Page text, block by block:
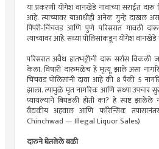
या प्रकरणी योगेश वानखेडे नावाच्या सराईत
आहे. त्याच्यावर याआधीही अनेक गुन्हे दाखल
पिंपरी-चिंचवड आणि पुणे परिसरात गावठी
त्याच्यावर आहेे. सध्या पोलिसांकडून योगेश
परिसरात अवैध हातभट्टीची दारू सर्रास विकली
केला. विषारी दारुमळेच हे मृत्यू झाले असा
चिंचवड पोलिसांनी दावा आहे की 8 पैकी 5
झाला. त्यामुळे मृत नागरिक आणि सध्या उपचार
प्यायल्याने बिघडली होती का? हे स्पष्ट
वैद्यकीय अहवाल आणि फॉरेन्सिक
Chinchwad — Illegal Liquor Sales)
दारुने घेतलेले बळी